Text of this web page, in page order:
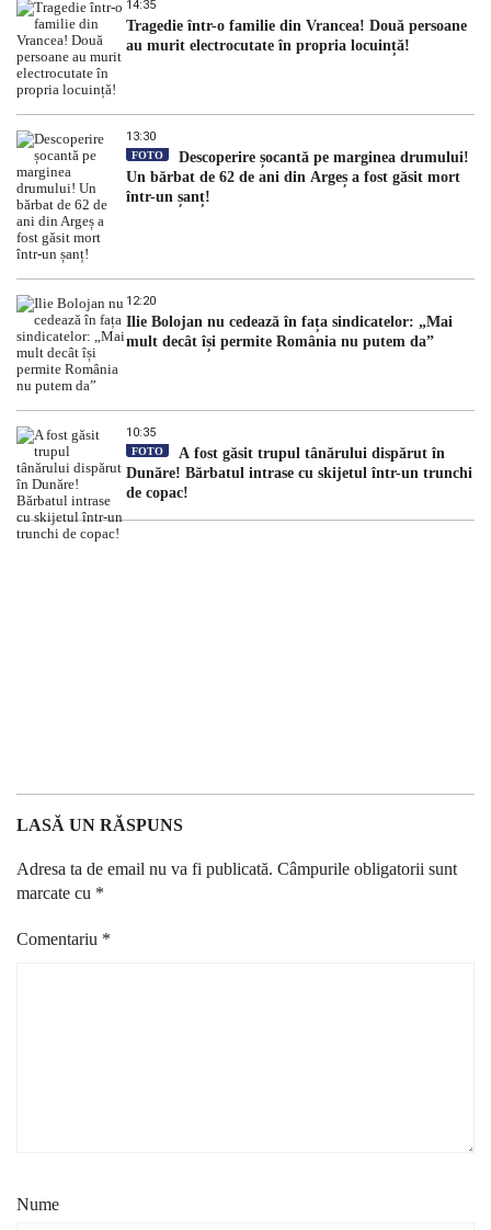
14:35
Tragedie într-o familie din Vrancea! Două persoane
au murit electrocutate în propria locuință!
13:30
FOTO
Descoperire șocantă pe marginea drumului!
Un bărbat de 62 de ani din Argeș a fost găsit mort
într-un șanț!
12:20
Ilie Bolojan nu cedează în fața sindicatelor: „Mai
mult decât își permite România nu putem da”
10:35
FOTO
A fost găsit trupul tânărului dispărut în
Dunăre! Bărbatul intrase cu skijetul într-un trunchi
de copac!
LASĂ UN RĂSPUNS
Adresa ta de email nu va fi publicată. Câmpurile obligatorii sunt
marcate cu *
Comentariu *
Nume